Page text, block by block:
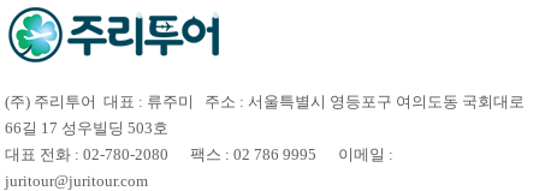
(주) 주리투어 대표 : 류주미 주소 : 서울특별시 영등포구 여의도동 국회대로
66길 17 성우빌딩 503호
대표 전화 : 02-780-2080 팩스 : 02 786 9995 이메일 :
juritour@juritour.com